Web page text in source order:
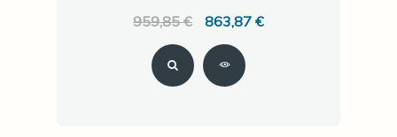
959,85 € 863,87 €